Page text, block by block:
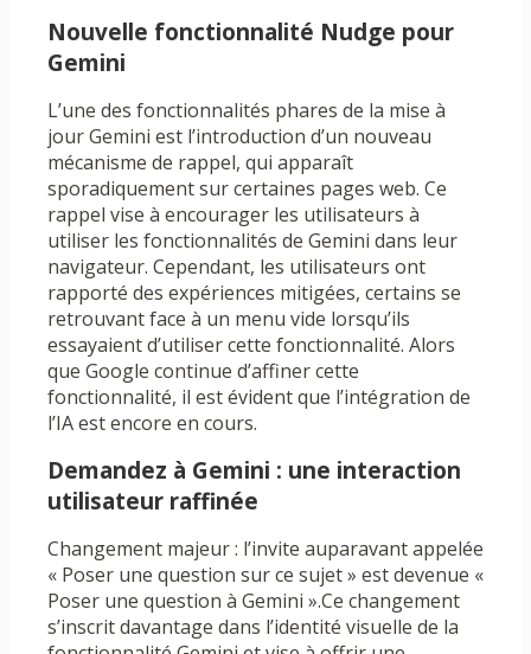
Nouvelle fonctionnalité Nudge pour
Gemini
L’une des fonctionnalités phares de la mise à
jour Gemini est l’introduction d’un nouveau
mécanisme de rappel, qui apparaît
sporadiquement sur certaines pages web. Ce
rappel vise à encourager les utilisateurs à
utiliser les fonctionnalités de Gemini dans leur
navigateur. Cependant, les utilisateurs ont
rapporté des expériences mitigées, certains se
retrouvant face à un menu vide lorsqu’ils
essayaient d’utiliser cette fonctionnalité. Alors
que Google continue d’affiner cette
fonctionnalité, il est évident que l’intégration de
l’IA est encore en cours.
Demandez à Gemini : une interaction
utilisateur raffinée
Changement majeur : l’invite auparavant appelée
« Poser une question sur ce sujet » est devenue «
Poser une question à Gemini ».Ce changement
s’inscrit davantage dans l’identité visuelle de la